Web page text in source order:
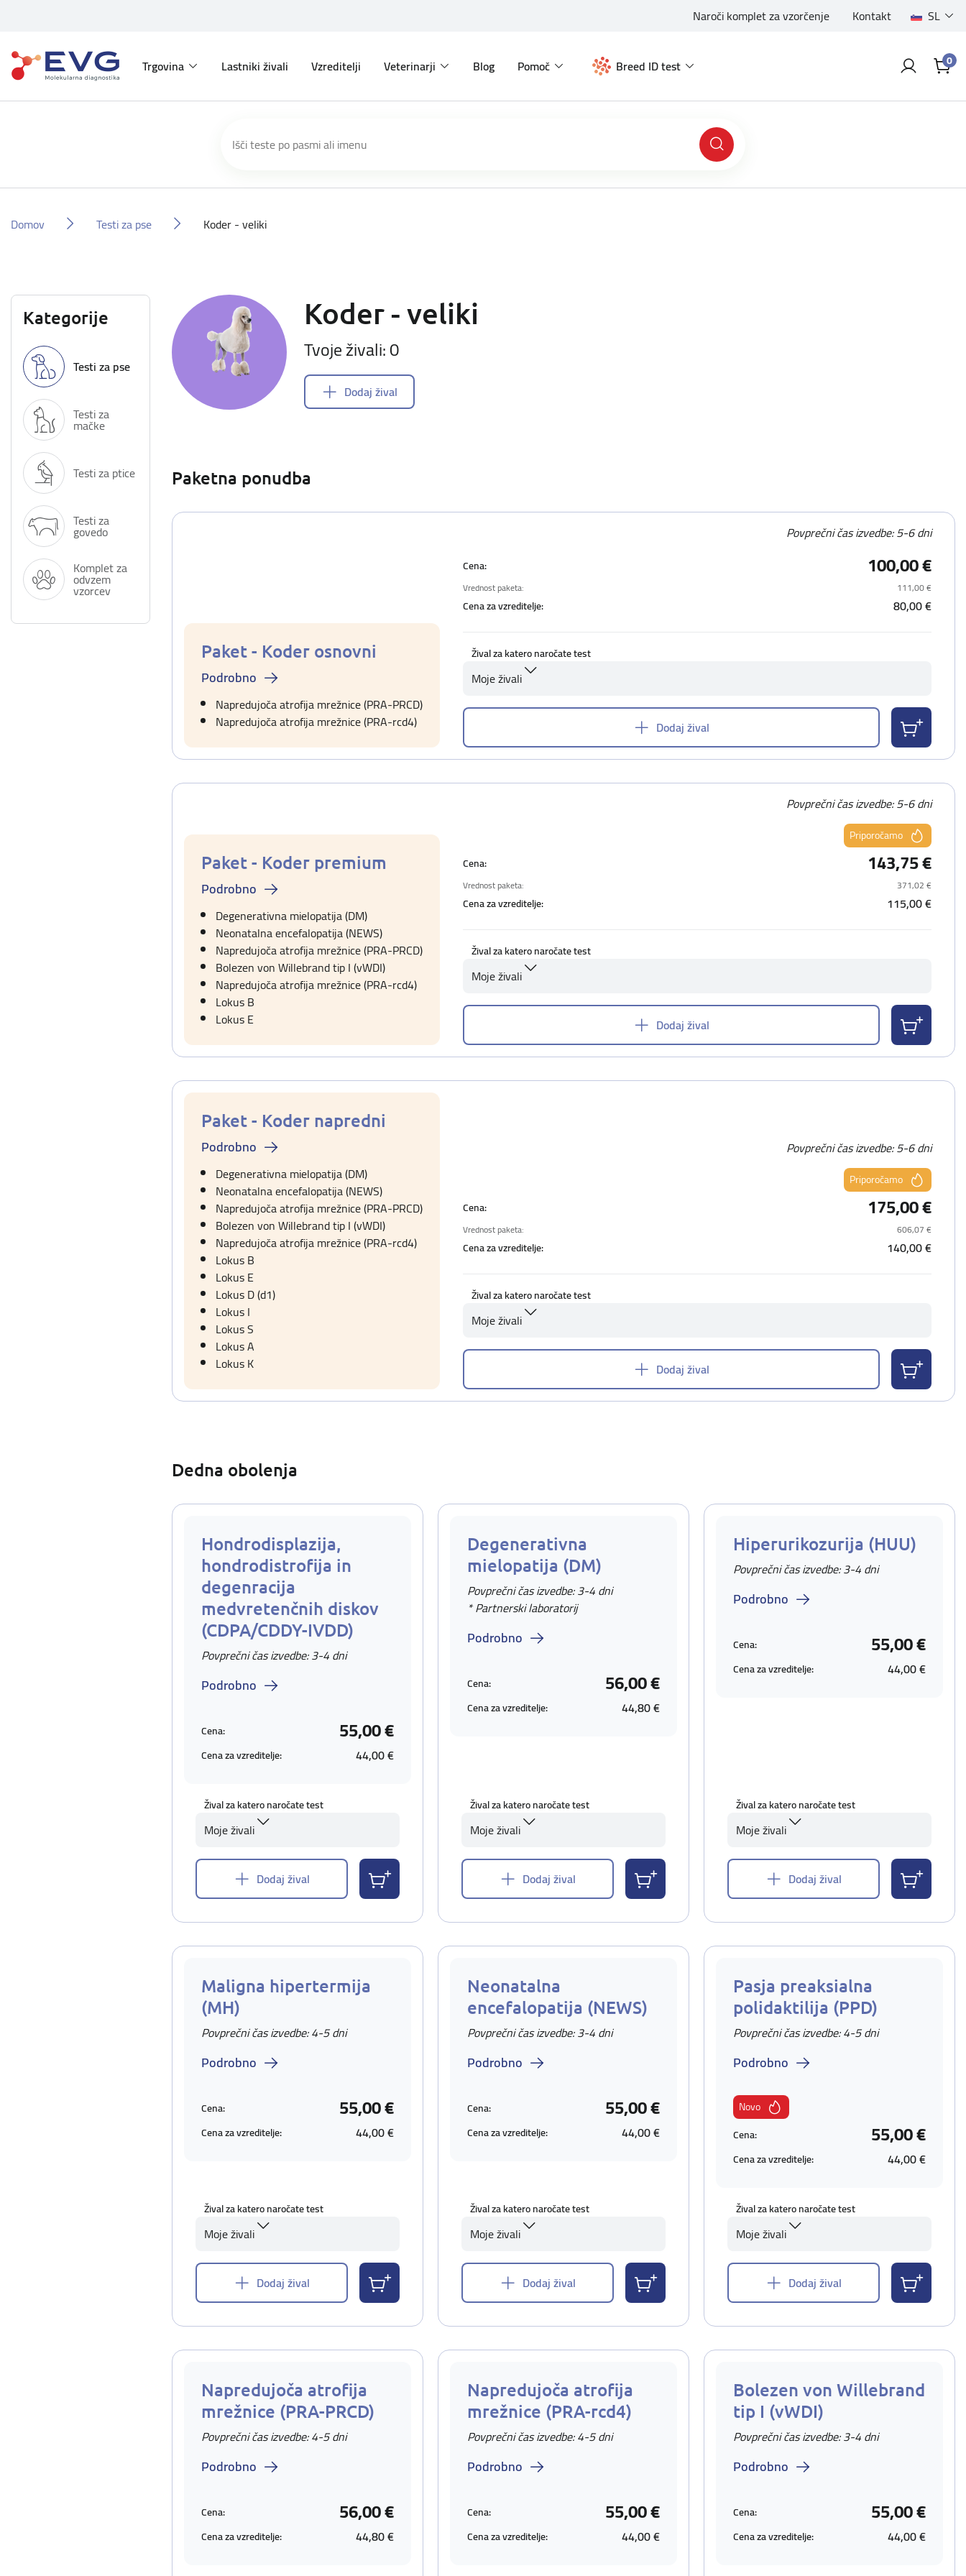
Naroči komplet za vzorčenje Kontakt SL
Trgovina Lastniki živali Vzreditelji Veterinarji Blog Pomoč Breed ID test 0
Domov Testi za pse Koder - veliki
Kategorije
Testi za pse
Testi za
mačke
Testi za ptice
Testi za
govedo
Komplet za
odvzem
vzorcev
Koder - veliki
Tvoje živali: 0
Dodaj žival
Paketna ponudba
Paket - Koder osnovni
Podrobno
Napredujoča atrofija mrežnice (PRA-PRCD)
Napredujoča atrofija mrežnice (PRA-rcd4)
Povprečni čas izvedbe: 5-6 dni
Cena: 100,00 €
Vrednost paketa: 111,00 €
Cena za vzreditelje: 80,00 €
Žival za katero naročate test
Moje živali
Dodaj žival
Paket - Koder premium
Podrobno
Degenerativna mielopatija (DM)
Neonatalna encefalopatija (NEWS)
Napredujoča atrofija mrežnice (PRA-PRCD)
Bolezen von Willebrand tip I (vWDI)
Napredujoča atrofija mrežnice (PRA-rcd4)
Lokus B
Lokus E
Povprečni čas izvedbe: 5-6 dni
Priporočamo
Cena:
143,75 €
Vrednost paketa: 371,02 €
Cena za vzreditelje: 115,00 €
Žival za katero naročate test
Moje živali
Dodaj žival
Paket - Koder napredni
Podrobno
Degenerativna mielopatija (DM)
Neonatalna encefalopatija (NEWS)
Napredujoča atrofija mrežnice (PRA-PRCD)
Bolezen von Willebrand tip I (vWDI)
Napredujoča atrofija mrežnice (PRA-rcd4)
Lokus B
Lokus E
Lokus D (d1)
Lokus I
Lokus S
Lokus A
Lokus K
Povprečni čas izvedbe: 5-6 dni
Priporočamo
Cena:
175,00 €
Vrednost paketa: 606,07 €
Cena za vzreditelje: 140,00 €
Žival za katero naročate test
Moje živali
Dodaj žival
Dedna obolenja
Hondrodisplazija,
hondrodistrofija in
degenracija
medvretenčnih diskov
(CDPA/CDDY-IVDD)
Povprečni čas izvedbe: 3-4 dni
Podrobno
Cena: 55,00 €
Cena za vzreditelje: 44,00 €
Žival za katero naročate test
Moje živali
Dodaj žival
Degenerativna
mielopatija (DM)
Povprečni čas izvedbe: 3-4 dni
* Partnerski laboratorij
Podrobno
Cena: 56,00 €
Cena za vzreditelje: 44,80 €
Žival za katero naročate test
Moje živali
Dodaj žival
Hiperurikozurija (HUU)
Povprečni čas izvedbe: 3-4 dni
Podrobno
Cena: 55,00 €
Cena za vzreditelje: 44,00 €
Žival za katero naročate test
Moje živali
Dodaj žival
Maligna hipertermija
(MH)
Povprečni čas izvedbe: 4-5 dni
Podrobno
Cena: 55,00 €
Cena za vzreditelje: 44,00 €
Žival za katero naročate test
Moje živali
Dodaj žival
Neonatalna
encefalopatija (NEWS)
Povprečni čas izvedbe: 3-4 dni
Podrobno
Cena: 55,00 €
Cena za vzreditelje: 44,00 €
Žival za katero naročate test
Moje živali
Dodaj žival
Pasja preaksialna
polidaktilija (PPD)
Povprečni čas izvedbe: 4-5 dni
Podrobno
Novo
Cena:
55,00 €
Cena za vzreditelje: 44,00 €
Žival za katero naročate test
Moje živali
Dodaj žival
Napredujoča atrofija
mrežnice (PRA-PRCD)
Povprečni čas izvedbe: 4-5 dni
Podrobno
Cena: 56,00 €
Cena za vzreditelje: 44,80 €
Napredujoča atrofija
mrežnice (PRA-rcd4)
Povprečni čas izvedbe: 4-5 dni
Podrobno
Cena: 55,00 €
Cena za vzreditelje: 44,00 €
Bolezen von Willebrand
tip I (vWDI)
Povprečni čas izvedbe: 3-4 dni
Podrobno
Cena: 55,00 €
Cena za vzreditelje: 44,00 €